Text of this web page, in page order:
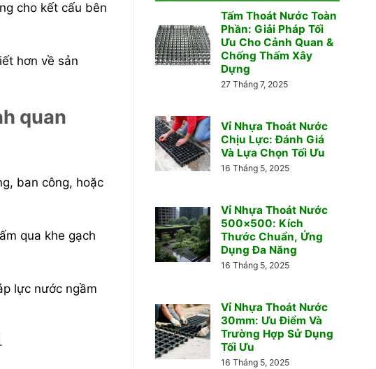
cho kết cấu bên
hơn về sản
quan
ban công, hoặc
qua khe gạch
lực nước ngầm
Tấm Thoát Nước Toàn
Phần: Giải Pháp Tối
Ưu Cho Cảnh Quan &
Chống Thấm Xây
Dựng
27 Tháng 7, 2025
Vỉ Nhựa Thoát Nước
Chịu Lực: Đánh Giá
Và Lựa Chọn Tối Ưu
16 Tháng 5, 2025
Vỉ Nhựa Thoát Nước
500×500: Kích
Thước Chuẩn, Ứng
Dụng Đa Năng
16 Tháng 5, 2025
Vỉ Nhựa Thoát Nước
30mm: Ưu Điểm Và
Trường Hợp Sử Dụng
Tối Ưu
16 Tháng 5, 2025